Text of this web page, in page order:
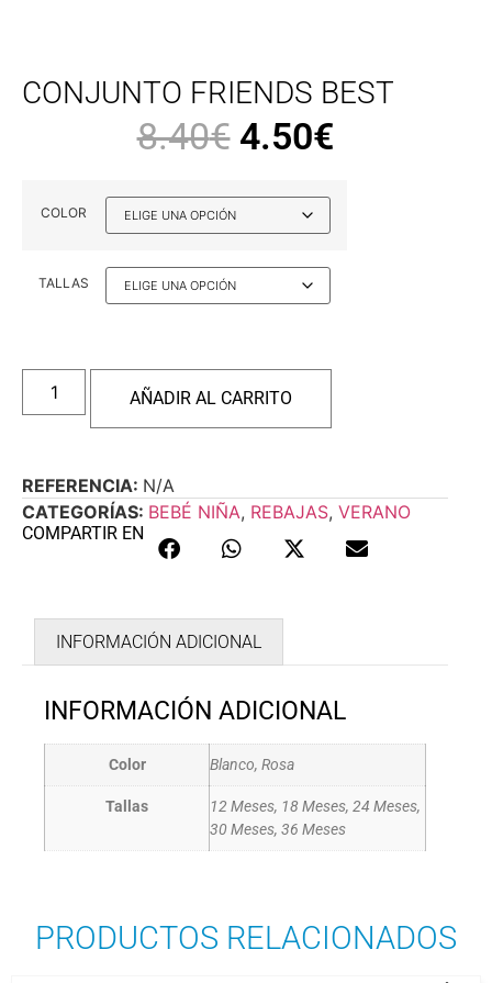
CONJUNTO FRIENDS BEST
8.40€ 4.50€
COLOR
TALLAS
AÑADIR AL CARRITO
REFERENCIA: N/A
CATEGORÍAS: BEBÉ NIÑA, REBAJAS, VERANO
COMPARTIR EN
INFORMACIÓN ADICIONAL
INFORMACIÓN ADICIONAL
Color Blanco, Rosa
Tallas
12 Meses, 18 Meses, 24 Meses,
30 Meses, 36 Meses
PRODUCTOS RELACIONADOS